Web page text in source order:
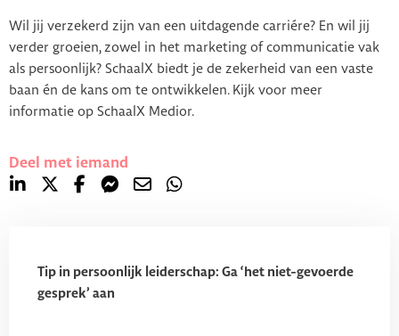
Wil jij verzekerd zijn van een uitdagende carriére? En wil jij
verder groeien, zowel in het marketing of communicatie vak
als persoonlijk? SchaalX biedt je de zekerheid van een vaste
baan én de kans om te ontwikkelen. Kijk voor meer
informatie op SchaalX Medior.
Deel met iemand
Tip in persoonlijk leiderschap: Ga ‘het niet-gevoerde
gesprek’ aan